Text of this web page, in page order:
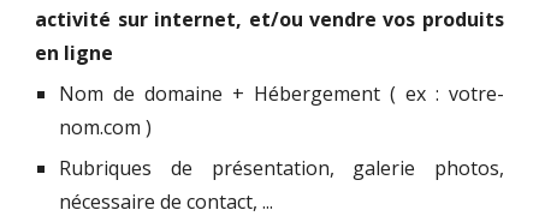
activité sur internet, et/ou vendre vos produits
en ligne
Nom de domaine + Hébergement ( ex : votre-
nom.com )
Rubriques de présentation, galerie photos,
nécessaire de contact, ...